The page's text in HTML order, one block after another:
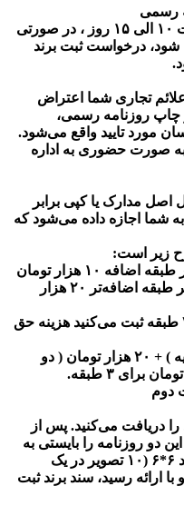
پس از بررسی اظهارنامه شما در مدت ۱۰ الی ۱۵ روز ، در صورتی
شود، درخواست ثبت برند
تجاری شما اعتراض
بعد از گذشت ۳۰ روز از چاپ روزنامه رسمی،
مورد تایید واقع می‌شود.
به صورت حضوری به اداره
اصل مدارک یا کپی برابر
به شما اجازه داده می‌شود که
زیر است:
ثبت برند حقوقی ۲۴۰ هزار تومان + هر طبقه اضافه‌تر ۲۰ هزار
یعنی اگر شما یک برند شخصی را در ۳ طبقه ثبت می‌کنید هزینه حق
۱۲۰ هزار تومان ( به ازای یک طبقه پایه ) + ۲۰ هزار تومان ( دو
ساله برند خود را دریافت می‌کنید. پس از
دو روزنامه را بایستی به
همراه اظهارنامه ثبت برند و نمونه برند ۶*۶ (۱۰ تصویر در یک
ارائه رسید، سند برند ثبت